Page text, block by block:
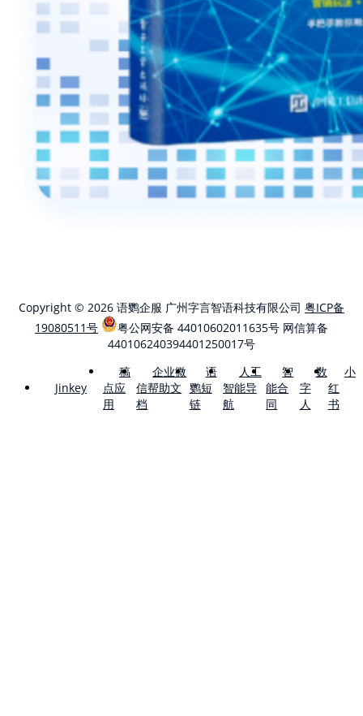
Copyright © 2026 语鹦企服 广州字言智语科技有限公司 粤ICP备
19080511号
粤公网安备 44010602011635号 网信算备
440106240394401250017号
Jinkey
稿
点应
用
企业微
信帮助文
档
语
鹦短
链
人工
智能导
航
智
能合
同
数
字
人
小
红
书